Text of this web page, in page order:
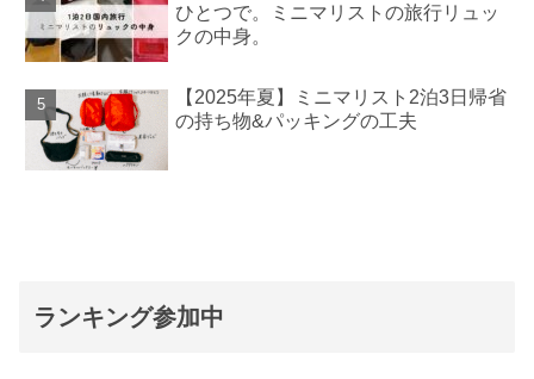
ひとつで。ミニマリストの旅行リュッ
クの中身。
【2025年夏】ミニマリスト2泊3日帰省
の持ち物&パッキングの工夫
ランキング参加中